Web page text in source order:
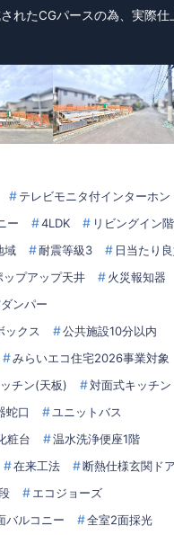
たCGパースの為、実際仕
テレビモニタ付インターホン
ー 4LDK
リビングイン
域 耐震等級3
日当たり
ップアップ天井
火災報知器
ンパー
ックス
公共施設10分以内
みらいエコ住宅2026事業対象
チン(天板)
対面式キッチン
蛇口
ユニットバス
粧台
温水洗浄便座1階
在来工法
断熱仕様玄関ドア
エコジョーズ
バルコニー
全室2面採光